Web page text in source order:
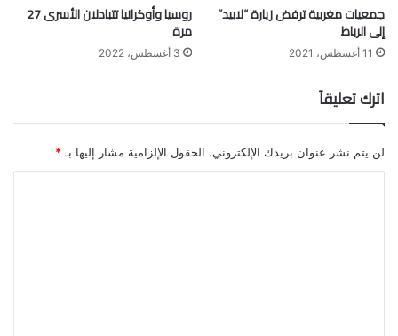
جمعيات مغربية ترفض زيارة “لابيد”
إلى الرباط
11 أغسطس، 2021
روسيا وأوكرانيا تتبادلان الأسرى 27
مرة
3 أغسطس، 2022
اترك تعليقاً
لن يتم نشر عنوان بريدك الإلكتروني. الحقول الإلزامية مشار إليها بـ *